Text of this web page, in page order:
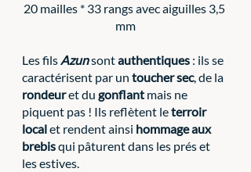
20 mailles * 33 rangs avec aiguilles 3,5
mm
Les fils Azunsont authentiques : ils se
caractérisent par un toucher sec, de la
rondeur et du gonflant mais ne
piquent pas ! Ils reflètent le terroir
local et rendent ainsi hommage aux
brebis qui pâturent dans les prés et
les estives.